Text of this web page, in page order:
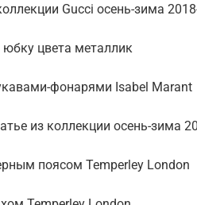
Gucci осень-зима
цвета металлик
фонарями Isabel Marant
из коллекции осень-зима
поясом Temperley London